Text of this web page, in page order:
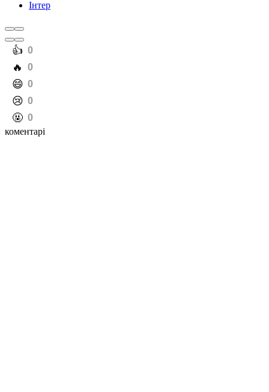
Інтер
️👍 0
️🔥 0
️😄 0
️😢 0
️🤬 0
коментарі